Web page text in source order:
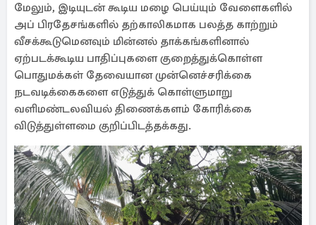
மேலும், இடியுடன் கூடிய மழை பெய்யும் வேளைகளில்
அப் பிரதேசங்களில் தற்காலிகமாக பலத்த காற்றும்
வீசக்கூடுமெனவும் மின்னல் தாக்கங்களினால்
ஏற்படக்கூடிய பாதிப்புகளை குறைத்துக்கொள்ள
பொதுமக்கள் தேவையான முன்னெச்சரிக்கை
நடவடிக்கைகளை எடுத்துக் கொள்ளுமாறு
வளிமண்டலவியல் திணைக்களம் கோரிக்கை
விடுத்துள்ளமை குறிப்பிடத்தக்கது.